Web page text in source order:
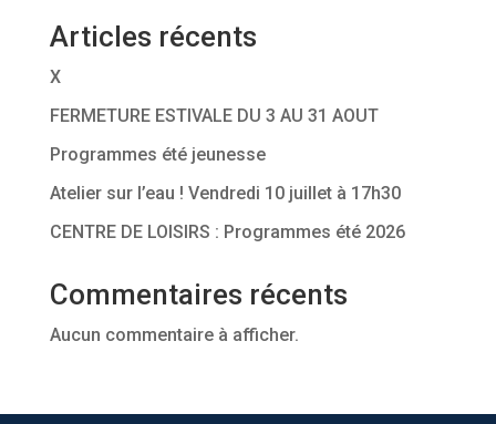
Articles récents
X
FERMETURE ESTIVALE DU 3 AU 31 AOUT
Programmes été jeunesse
Atelier sur l’eau ! Vendredi 10 juillet à 17h30
CENTRE DE LOISIRS : Programmes été 2026
Commentaires récents
Aucun commentaire à afficher.